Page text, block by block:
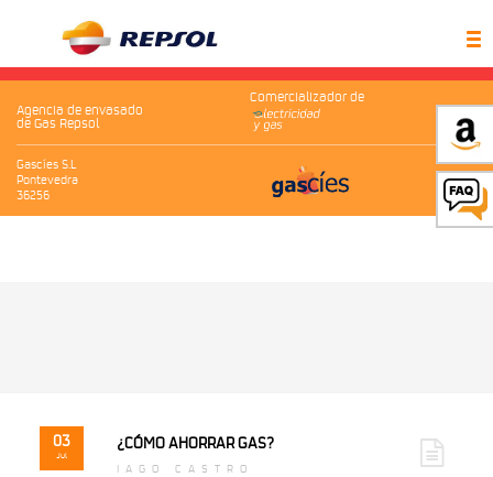
Agencia de envasado
de Gas Repsol
Comercializador de
Gascíes S.L
Pontevedra
36256
03
Jul
¿CÓMO AHORRAR GAS?
IAGO CASTRO